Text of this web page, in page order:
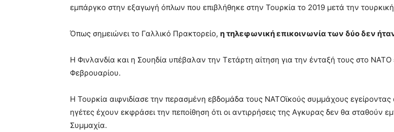
εμπάργκο στην εξαγωγή όπλων που επιβλήθηκε στην Τουρκία το 2019 μετά την
Όπως σημειώνει το Γαλλικό Πρακτορείο, η τηλεφωνική επικοινωνία των δύο δεν
Η Φινλανδία και η Σουηδία υπέβαλαν την Τετάρτη αίτηση για την ένταξή τους στο
Φεβρουαρίου.
Η Τουρκία αιφνιδίασε την περασμένη εβδομάδα τους ΝΑΤΟϊκούς συμμάχους
ηγέτες έχουν εκφράσει την πεποίθηση ότι οι αντιρρήσεις της Αγκυρας δεν θα σταθούν
Συμμαχία.